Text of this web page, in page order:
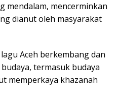
mendalam, mencerminkan
dianut oleh masyarakat
Aceh berkembang dan
termasuk budaya
memperkaya khazanah